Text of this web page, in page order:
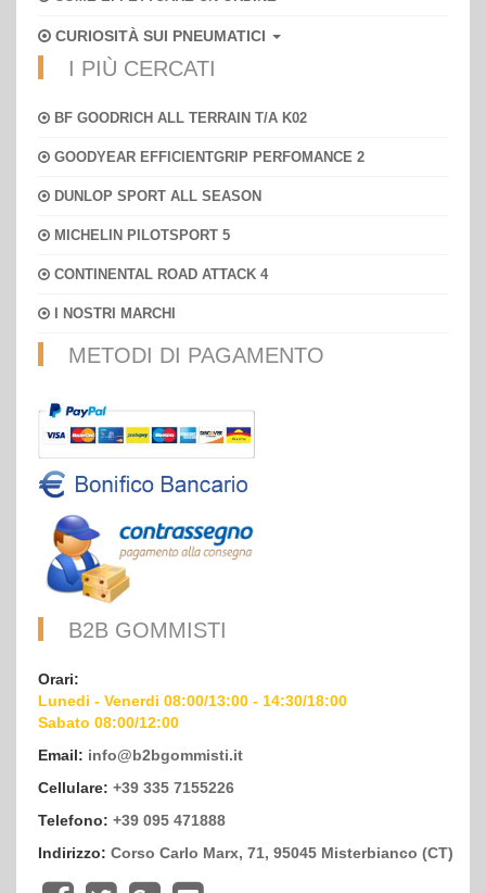
CURIOSITÀ SUI PNEUMATICI
I PIÙ CERCATI
BF GOODRICH ALL TERRAIN T/A K02
GOODYEAR EFFICIENTGRIP PERFOMANCE 2
DUNLOP SPORT ALL SEASON
MICHELIN PILOTSPORT 5
CONTINENTAL ROAD ATTACK 4
I NOSTRI MARCHI
METODI DI PAGAMENTO
B2B GOMMISTI
Orari:
Lunedi - Venerdi 08:00/13:00 - 14:30/18:00
Sabato 08:00/12:00
Email: info@b2bgommisti.it
Cellulare: +39 335 7155226
Telefono: +39 095 471888
Indirizzo: Corso Carlo Marx, 71, 95045 Misterbianco (CT)